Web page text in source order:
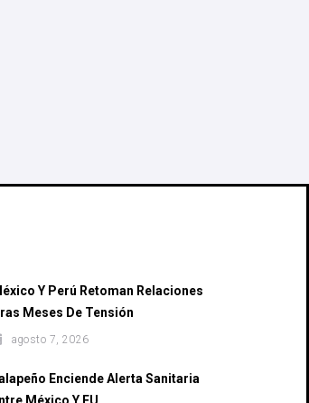
Y Perú Retoman Relaciones
Meses De Tensión
agosto 7, 2026
Enciende Alerta Sanitaria